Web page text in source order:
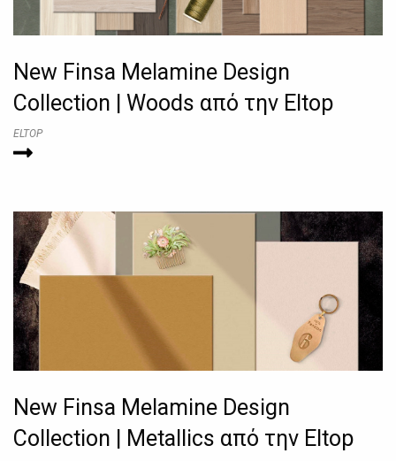
New Finsa Melamine Design
Collection | Woods από την Eltop
ELTOP
New Finsa Melamine Design
Collection | Metallics από την Eltop